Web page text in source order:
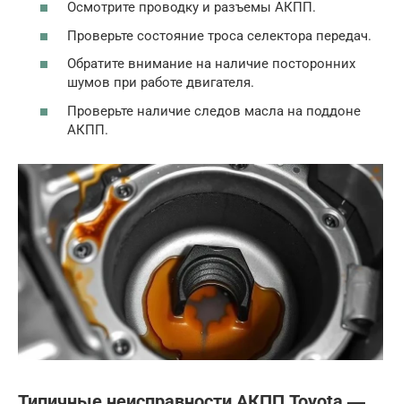
Осмотрите проводку и разъемы АКПП.
Проверьте состояние троса селектора передач.
Обратите внимание на наличие посторонних
шумов при работе двигателя.
Проверьте наличие следов масла на поддоне
АКПП.